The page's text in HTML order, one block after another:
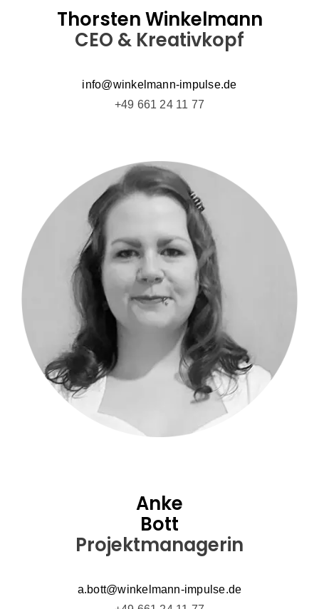
Thorsten Winkelmann
CEO & Kreativkopf
info@winkelmann-impulse.de
+49 661 24 11 77
Anke
Bott
Projektmanagerin
a.bott@winkelmann-impulse.de